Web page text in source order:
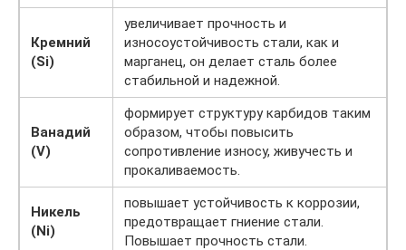
Кремний
(Si)
увеличивает прочность и
износоустойчивость стали, как и
марганец, он делает сталь более
стабильной и надежной.
Ванадий
(V)
формирует структуру карбидов таким
образом, чтобы повысить
сопротивление износу, живучесть и
прокаливаемость.
Никель
(Ni)
повышает устойчивость к коррозии,
предотвращает гниение стали.
Повышает прочность стали.